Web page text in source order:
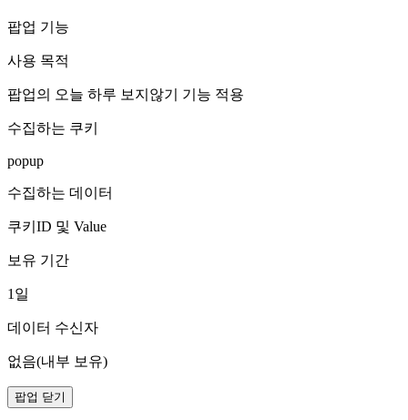
팝업 기능
사용 목적
팝업의 오늘 하루 보지않기 기능 적용
수집하는 쿠키
popup
수집하는 데이터
쿠키ID 및 Value
보유 기간
1일
데이터 수신자
없음(내부 보유)
팝업 닫기